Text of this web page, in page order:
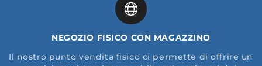
NEGOZIO FISICO CON MAGAZZINO
Il nostro punto vendita fisico ci permette di offrire un